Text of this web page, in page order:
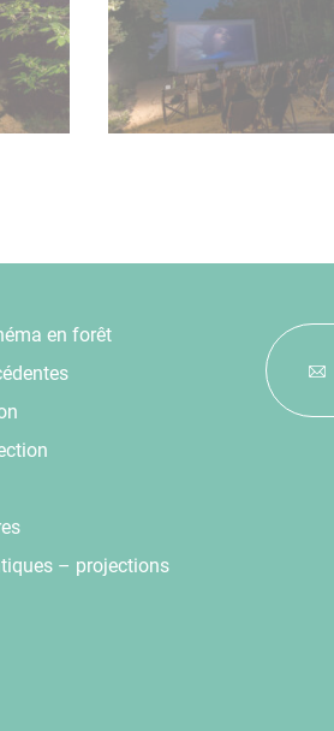
en forêt
– projections